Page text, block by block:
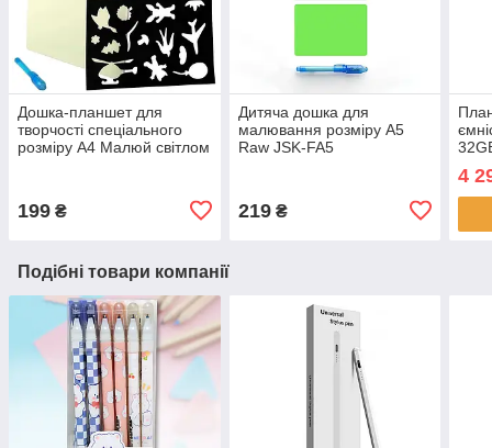
Дошка-планшет для
творчості спеціального
розміру А4 Малюй світлом
199 ₴
Дитяча дошка для
малювання розміру А5
Raw JSK-FA5
219₴
4
Подібні товари компанії